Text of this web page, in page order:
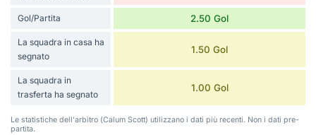
Gol/Partita 2.50 Gol
La squadra in casa ha
segnato
1.50 Gol
La squadra in
trasferta ha segnato
1.00 Gol
Le statistiche dell'arbitro (Calum Scott) utilizzano i dati più recenti. Non i dati pre-
partita.